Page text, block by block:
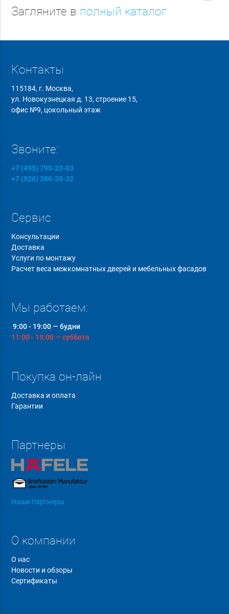
Загляните в полный каталог
Контакты
115184, г. Москва,
ул. Новокузнецкая д. 13, строение 15,
офис №9, цокольный этаж
Звоните:
+7 (495) 790-23-03
+7 (926) 386-30-32
Сервис
Консультации
Доставка
Услуги по монтажу
Расчет веса межкомнатных дверей и мебельных фасадов
Мы работаем:
9:00 - 19:00 — будни
11:00 - 19:00 — суббота
Покупка он-лайн
Доставка и оплата
Гарантии
Партнеры
Наши партнеры
О компании
О нас
Новости и обзоры
Сертификаты